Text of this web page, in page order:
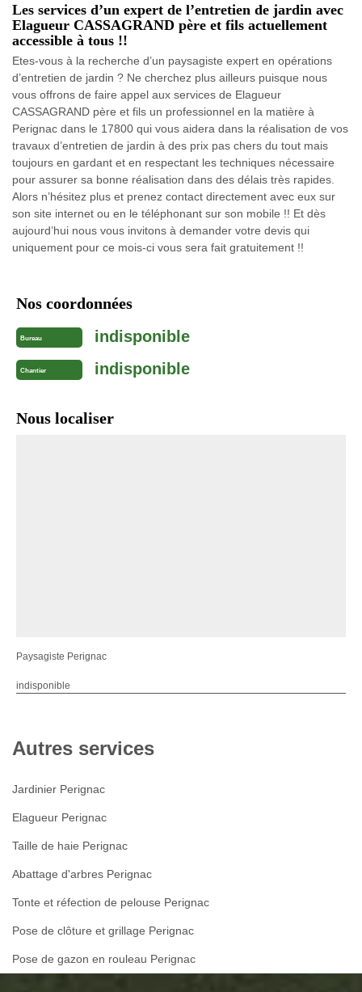
Les services d’un expert de l’entretien de jardin avec
Elagueur CASSAGRAND père et fils actuellement
accessible à tous !!
Etes-vous à la recherche d’un paysagiste expert en opérations
d’entretien de jardin ? Ne cherchez plus ailleurs puisque nous
vous offrons de faire appel aux services de Elagueur
CASSAGRAND père et fils un professionnel en la matière à
Perignac dans le 17800 qui vous aidera dans la réalisation de vos
travaux d’entretien de jardin à des prix pas chers du tout mais
toujours en gardant et en respectant les techniques nécessaire
pour assurer sa bonne réalisation dans des délais très rapides.
Alors n’hésitez plus et prenez contact directement avec eux sur
son site internet ou en le téléphonant sur son mobile !! Et dès
aujourd’hui nous vous invitons à demander votre devis qui
uniquement pour ce mois-ci vous sera fait gratuitement !!
Nos coordonnées
Bureau indisponible
Chantier indisponible
Nous localiser
Paysagiste Perignac
indisponible
Autres services
Jardinier Perignac
Elagueur Perignac
Taille de haie Perignac
Abattage d'arbres Perignac
Tonte et réfection de pelouse Perignac
Pose de clôture et grillage Perignac
Pose de gazon en rouleau Perignac